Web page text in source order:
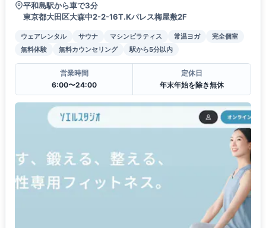
平和島駅から車で3分
東京都大田区大森中2-2-16T.Kパレス梅屋敷2F
ウェアレンタル サウナ マシンピラティス 常温ヨガ
完全個室
無料体験
無料カウンセリング 駅から5分以内
営業時間
6:00〜24:00
定休日
年末年始を除き無休